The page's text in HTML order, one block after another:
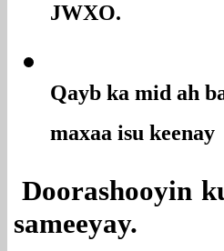
JWXO.
Qayb ka mid ah
maxaa isu keenay
Doorashooyin
sameeyay.